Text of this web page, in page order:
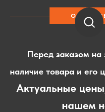
Перед заказом на
наличие товара и его
Актуальные
нашем